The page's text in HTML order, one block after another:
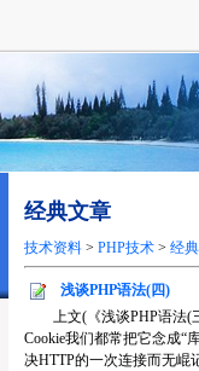
经典文章
技术资料 > PHP技术 > 经
浅谈PHP语法(四)
上文(《浅谈PHP语法(
Cookie我们都常把它念成“
决HTTP的一次连接而无崐